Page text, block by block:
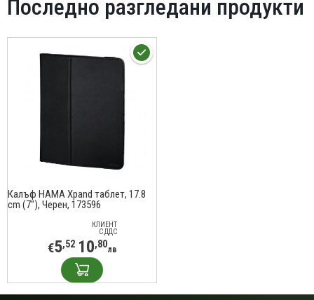
Последно разгледани продукти
Калъф HAMA Xpand таблет, 17.8
cm (7"), Черен, 173596
КЛИЕНТ
С ДДС
€5,52 10,80лв